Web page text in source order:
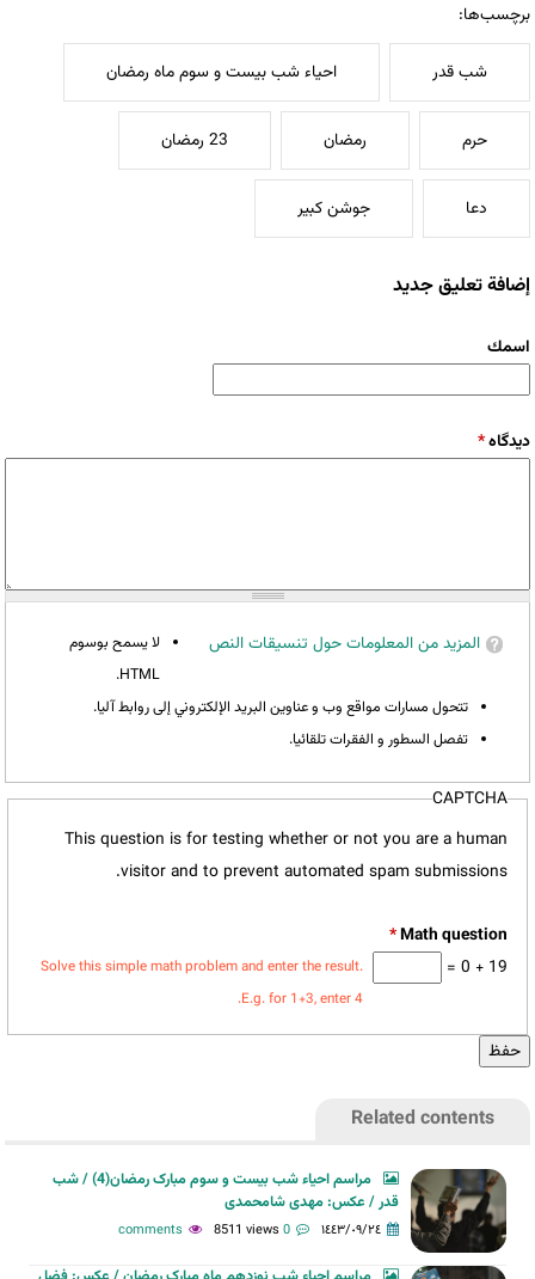
برچسب‌ها:
شب قدر احیاء شب بیست و سوم ماه رمضان
حرم رمضان 23 رمضان
دعا جوشن کبیر
إضافة تعليق جديد
‏اسمك ‏
‏دیدگاه ‏*
المزيد من المعلومات حول تنسيقات النص
لا يسمح بوسوم
HTML.
تتحول مسارات مواقع وب و عناوين البريد الإلكتروني إلى روابط آليا.
تفصل السطور و الفقرات تلقائيا.
CAPTCHA
This question is for testing whether or not you are a human
visitor and to prevent automated spam submissions.
*
19 + 0 =
Solve this simple math problem and enter the result.
E.g. for 1+3, enter 4.
Related contents
مراسم احیاء شب بیست و سوم مبارک رمضان(4) / شب
قدر / عکس: مهدی شامحمدی
١٤٤٣/٠٩/٢٤ 0 comments
8511 views